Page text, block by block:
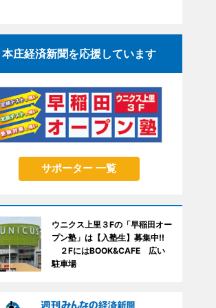
本庄経済新聞を応援しています
サポーター 一覧
ウニクス上里３Fの「早稲田オー
プン塾」は【入塾生】募集中!!
２FにはBOOK&CAFE 広い
駐車場